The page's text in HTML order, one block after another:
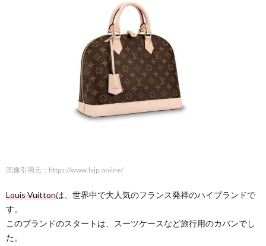
画像引用元：https://www.lvjp.online/
Louis Vuittonは、世界中で大人気のフランス発祥のハイブランドで
す。
このブランドのスタートは、スーツケースなど旅行用のカバンでし
た。